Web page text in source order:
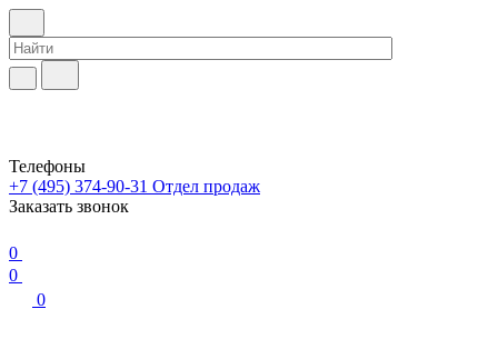
Телефоны
+7 (495) 374-90-31 Отдел продаж
Заказать звонок
0
0
0